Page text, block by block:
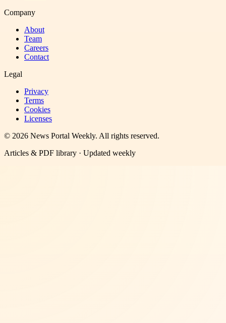
Company
About
Team
Careers
Contact
Legal
Privacy
Terms
Cookies
Licenses
© 2026 News Portal Weekly. All rights reserved.
Articles & PDF library · Updated weekly